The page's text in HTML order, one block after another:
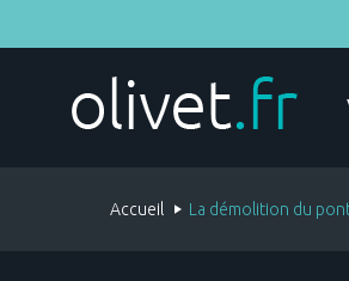
MES DÉMARCHES
Accueil La démolition du